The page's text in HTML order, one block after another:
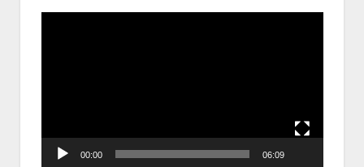
00:00 06:09